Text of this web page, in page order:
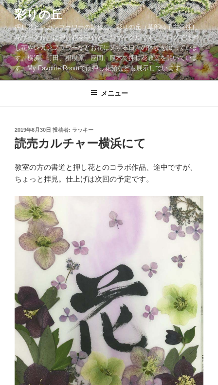
コ
ン
テ
ン
ツ
へ
ス
彩りの丘
押し花とレカンフラワーの散歩道。彩りの丘（草部睦子主宰押し
花サークル）は押し花を中心としたサークルです。ブログでは押
し花やレカンフラワーなどお花に関する日々の体験を綴っていま
す。横浜、町田、相模原、座間、厚木で押し花教室を開いていま
す。My Favorite Roomでは押し花額なども展示しています。
メニュー
投
稿
日:
2019年6月30日 投稿者: ラッキー
読売カルチャー横浜にて
教室の方の書道と押し花とのコラボ作品、途中ですが、
ちょっと拝見。仕上げは次回の予定です。